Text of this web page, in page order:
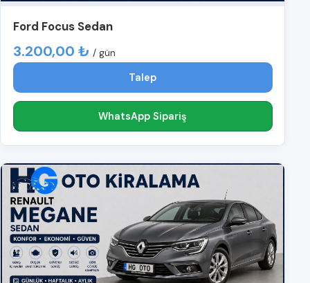
Ford Focus Sedan
3.200,00 ₺ / gün
Talep
WhatsApp Sipariş